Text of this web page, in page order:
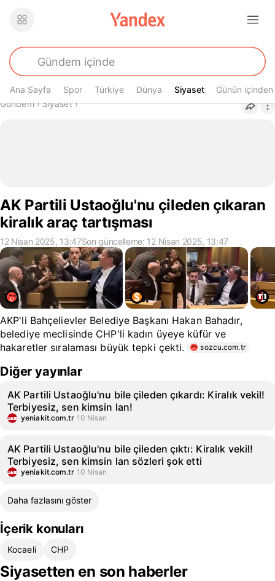
Ana Sayfa Spor Türkiye Dünya Siyaset
Siyaset Günün içinden
Buradasın
Gündem› Siyaset›
AK Partili Ustaoğlu'nu çileden çıkaran
kiralık araç tartışması
12 Nisan 2025, 13:47Son güncelleme: 12 Nisan 2025, 13:47
AKP'li Bahçelievler Belediye Başkanı Hakan Bahadır,
belediye meclisinde CHP'li kadın üyeye küfür ve
hakaretler sıralaması büyük tepki çekti.
sozcu.com.tr
Diğer yayınlar
AK Partili Ustaoğlu'nu bile çileden çıkardı: Kiralık vekil!
Terbiyesiz, sen kimsin lan!
yeniakit.com.tr 10 Nisan
AK Partili Ustaoğlu'nu bile çileden çıktı: Kiralık vekil!
Terbiyesiz, sen kimsin lan sözleri şok etti
yeniakit.com.tr 10 Nisan
Daha fazlasını göster
İçerik konuları
Kocaeli CHP
Siyasetten en son haberler